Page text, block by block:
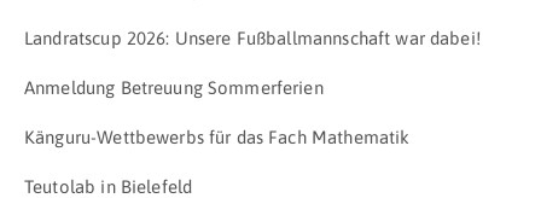
Landratscup 2026: Unsere Fußballmannschaft war dabei!
Anmeldung Betreuung Sommerferien
Känguru-Wettbewerbs für das Fach Mathematik
Teutolab in Bielefeld